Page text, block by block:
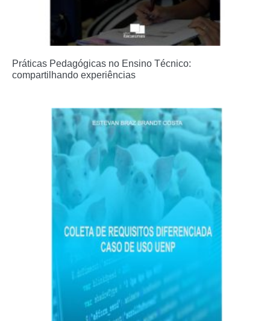
Práticas Pedagógicas no Ensino Técnico:
compartilhando experiências